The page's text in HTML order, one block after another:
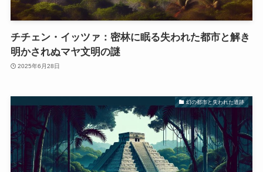
チチェン・イッツァ：密林に眠る失われた都市と解き
明かされぬマヤ文明の謎
2025年6月28日
幻の都市と失われた遺跡